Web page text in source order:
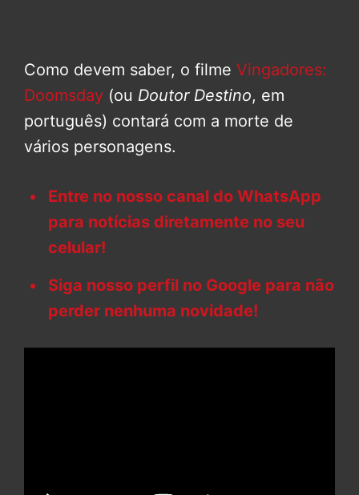
Como devem saber, o filme Vingadores:
Doomsday (ou Doutor Destino, em
português) contará com a morte de
vários personagens.
Entre no nosso canal do WhatsApp
para notícias diretamente no seu
celular!
Siga nosso perfil no Google para não
perder nenhuma novidade!